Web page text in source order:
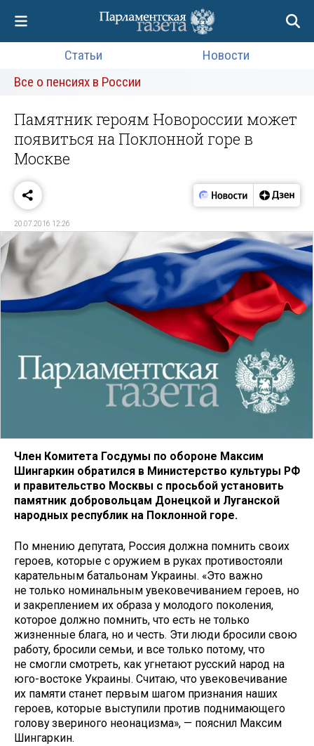
Статьи
Новости
Все о пенсиях в России
Памятник героям Новороссии может
появиться на Поклонной горе в
Москве
20.07.2016 12:26
Член Комитета Госдумы по обороне Максим
Шингаркин обратился в Министерство культуры РФ
и правительство Москвы с просьбой установить
памятник добровольцам Донецкой и Луганской
народных республик на Поклонной горе.
По мнению депутата, Россия должна помнить своих
героев, которые с оружием в руках противостояли
карательным батальонам Украины. «Это важно
не только номинальным увековечиванием героев, но
и закреплением их образа у молодого поколения,
которое должно помнить, что есть не только
жизненные блага, но и честь. Эти люди бросили свою
работу, бросили семьи, и все только потому, что
не смогли смотреть, как угнетают русский народ на
юго-востоке Украины. Считаю, что увековечивание
их памяти станет первым шагом признания наших
героев, которые выступили против поднимающего
голову звериного неонацизма», — пояснил Максим
Шингаркин.